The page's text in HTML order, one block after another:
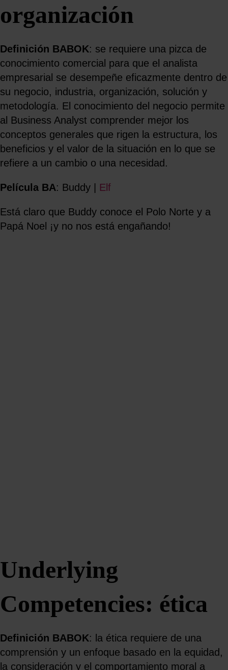
organización
Definición BABOK: se requiere una pizca de
conocimiento comercial para que el analista
empresarial se desempeñe eficazmente dentro de
su negocio, industria, organización, solución y
metodología. El conocimiento del negocio permite
al Business Analyst comprender mejor los
conceptos generales que rigen la estructura, los
beneficios y el valor de la situación en lo que se
refiere a un cambio o una necesidad.
Película BA: Buddy | Elf
Está claro que Buddy conoce el Polo Norte y a
Papá Noel ¡y no nos está engañando!
Underlying
Competencies: ética
Definición BABOK: la ética requiere de una
comprensión y un enfoque basado en la equidad,
la consideración y el comportamiento moral a